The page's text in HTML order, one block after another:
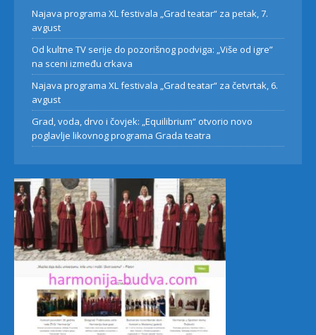
Najava programa XL festivala „Grad teatar“ za petak, 7.
avgust
Od kultne TV serije do pozorišnog podviga: „Više od igre”
na sceni između crkava
Najava programa XL festivala „Grad teatar“ za četvrtak, 6.
avgust
Grad, voda, drvo i čovjek: „Equilibrium“ otvorio novo
poglavlje likovnog programa Grada teatra